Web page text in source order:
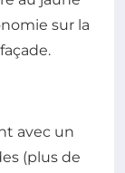
sur la
avec un
(plus de